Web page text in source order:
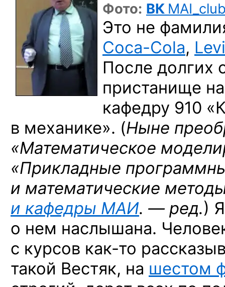
Фото: ВК
Это не
Coca-Cola,
После долгих
пристанище
кафедру 910
в механике». (Ныне
«Математическое
«Прикладные
и математические
и кафедры МАИ. — ред.)
о нем наслышана.
с курсов как-то
такой Вестяк, на шестом